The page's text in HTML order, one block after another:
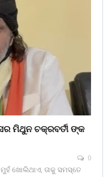
ମିଥୁନ ଚକ୍ରବର୍ତୀ ଙ୍କ
0
ଖୋଲିଥାଏ, ତାକୁ ସମସ୍ତେ